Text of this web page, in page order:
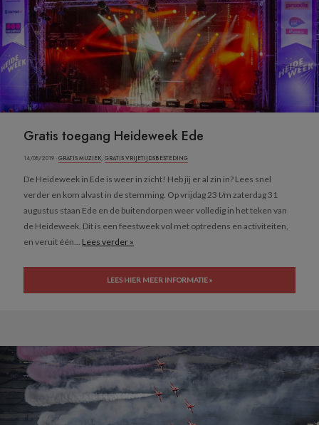
Gratis toegang Heideweek Ede
14/08/2019 ·GRATIS MUZIEK, GRATIS VRIJETIJDSBESTEDING
De Heideweek in Ede is weer in zicht! Heb jij er al zin in? Lees snel
verder en kom alvast in de stemming. Op vrijdag 23 t/m zaterdag 31
augustus staan Ede en de buitendorpen weer volledig in het teken van
de Heideweek. Dit is een feestweek vol met optredens en activiteiten,
en veruit één... Lees verder »
LEES HIER MEER INFORMATIE »